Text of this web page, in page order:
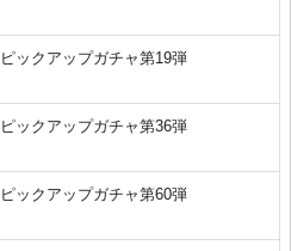
ピックアップガチャ第19弾
ピックアップガチャ第36弾
ピックアップガチャ第60弾